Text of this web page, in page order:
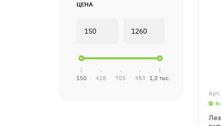
ЦЕНА
150 428 705 983 1,3 тыс.
Арт.
В